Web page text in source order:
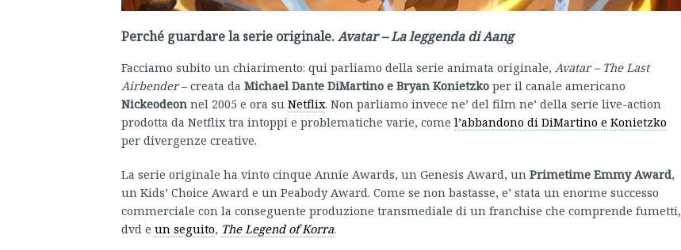
Perché guardare la serie originale.Avatar – La leggenda di Aang
Facciamo subito un chiarimento: qui parliamo della serie animata originale, Avatar – The Last
Airbender– creata da Michael Dante DiMartino e Bryan Konietzkoper il canale americano
Nickeodeonnel 2005 e ora su Netflix. Non parliamo invece ne’ del film ne’ della serie live-action
prodotta da Netflix tra intoppi e problematiche varie, come l’abbandono di DiMartino e Konietzko
per divergenze creative.
La serie originale ha vinto cinque Annie Awards, un Genesis Award, un Primetime Emmy Award,
un Kids’ Choice Award e un Peabody Award. Come se non bastasse, e’ stata un enorme successo
commerciale con la conseguente produzione transmediale di un franchise che comprende fumetti,
dvd e un seguito, The Legend of Korra.